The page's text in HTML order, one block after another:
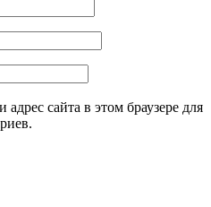
сайта в этом браузере для